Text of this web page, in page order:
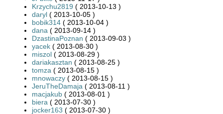
Krzychu2819 ( 2013-10-13 )
daryl ( 2013-10-05 )
bobik314 ( 2013-10-04 )
dana ( 2013-09-14 )
DzastinaPoznan ( 2013-09-03 )
yacek ( 2013-08-30 )
miszol ( 2013-08-29 )
dariakasztan ( 2013-08-25 )
tomza ( 2013-08-15 )
mnowaczy ( 2013-08-15 )
JeruTheDamaja ( 2013-08-11 )
macjakub ( 2013-08-01 )
biera ( 2013-07-30 )
jocker163 ( 2013-07-30 )